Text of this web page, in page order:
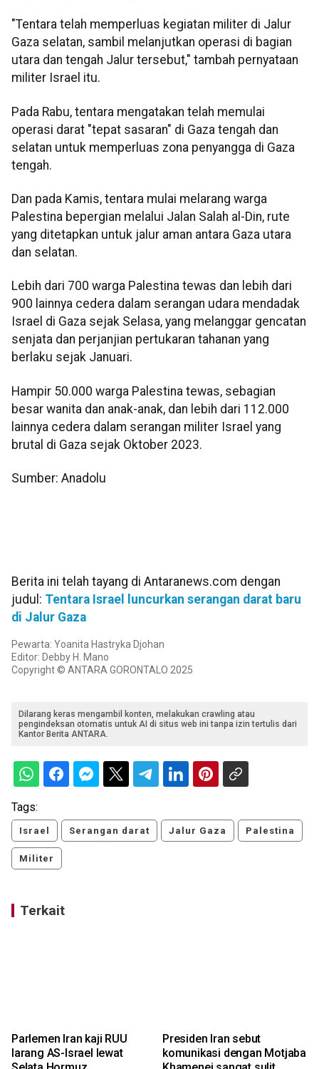
"Tentara telah memperluas kegiatan militer di Jalur
Gaza selatan, sambil melanjutkan operasi di bagian
utara dan tengah Jalur tersebut," tambah pernyataan
militer Israel itu.
Pada Rabu, tentara mengatakan telah memulai
operasi darat "tepat sasaran" di Gaza tengah dan
selatan untuk memperluas zona penyangga di Gaza
tengah.
Dan pada Kamis, tentara mulai melarang warga
Palestina bepergian melalui Jalan Salah al-Din, rute
yang ditetapkan untuk jalur aman antara Gaza utara
dan selatan.
Lebih dari 700 warga Palestina tewas dan lebih dari
900 lainnya cedera dalam serangan udara mendadak
Israel di Gaza sejak Selasa, yang melanggar gencatan
senjata dan perjanjian pertukaran tahanan yang
berlaku sejak Januari.
Hampir 50.000 warga Palestina tewas, sebagian
besar wanita dan anak-anak, dan lebih dari 112.000
lainnya cedera dalam serangan militer Israel yang
brutal di Gaza sejak Oktober 2023.
Sumber: Anadolu
Berita ini telah tayang di Antaranews.com dengan
judul: Tentara Israel luncurkan serangan darat baru
di Jalur Gaza
Pewarta: Yoanita Hastryka Djohan
Editor: Debby H. Mano
Copyright © ANTARA GORONTALO 2025
Dilarang keras mengambil konten, melakukan crawling atau
pengindeksan otomatis untuk AI di situs web ini tanpa izin tertulis dari
Kantor Berita ANTARA.
Tags:
Israel Serangan darat Jalur Gaza Palestina
Militer
Terkait
Parlemen Iran kaji RUU
larang AS-Israel lewat
Presiden Iran sebut
komunikasi dengan Motjaba